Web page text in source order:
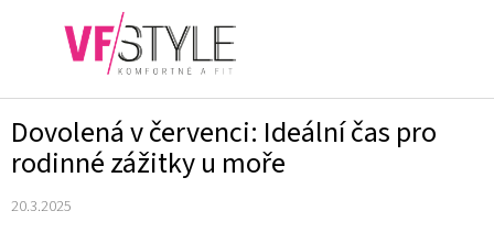
Dovolená v červenci: Ideální čas pro
rodinné zážitky u moře
20.3.2025